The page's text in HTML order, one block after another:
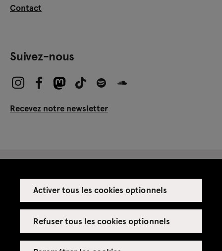
Activer tous les cookies optionnels
Refuser tous les cookies optionnels
Contact
Suivez-nous
Recevez notre newsletter
Espace presse
Espace enseignant·es
Espace privatisations